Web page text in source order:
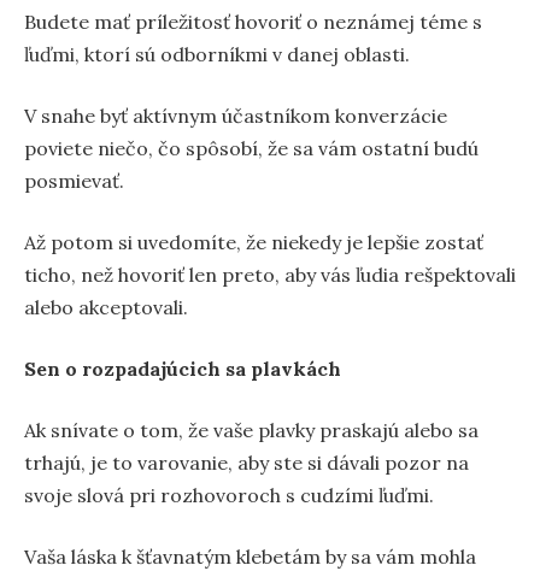
Budete mať príležitosť hovoriť o neznámej téme s
ľuďmi, ktorí sú odborníkmi v danej oblasti.
V snahe byť aktívnym účastníkom konverzácie
poviete niečo, čo spôsobí, že sa vám ostatní budú
posmievať.
Až potom si uvedomíte, že niekedy je lepšie zostať
ticho, než hovoriť len preto, aby vás ľudia rešpektovali
alebo akceptovali.
Sen o rozpadajúcich sa plavkách
Ak snívate o tom, že vaše plavky praskajú alebo sa
trhajú, je to varovanie, aby ste si dávali pozor na
svoje slová pri rozhovoroch s cudzími ľuďmi.
Vaša láska k šťavnatým klebetám by sa vám mohla